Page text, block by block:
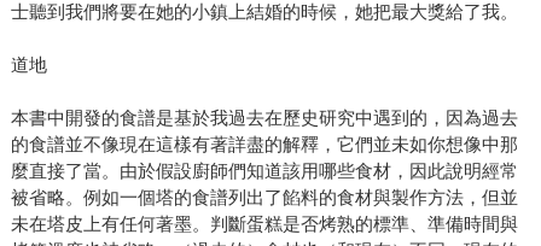
士聽到我們將要在她的小鎮上結婚的時候，她把最大獎給了我。
道地
本書中開發的食譜是基於我過去在歷史研究中遇到的，因為過去
的食譜並不像現在這樣有著詳盡的解釋，它們並未如你想像中那
麼直接了當。由於假設廚師們知道該用哪些食材，因此說明經常
被省略。例如一個塔的食譜列出了餡料的食材與製作方法，但並
未在塔皮上有任何著墨。判斷蛋糕是否烤熟的標準、準備時間與